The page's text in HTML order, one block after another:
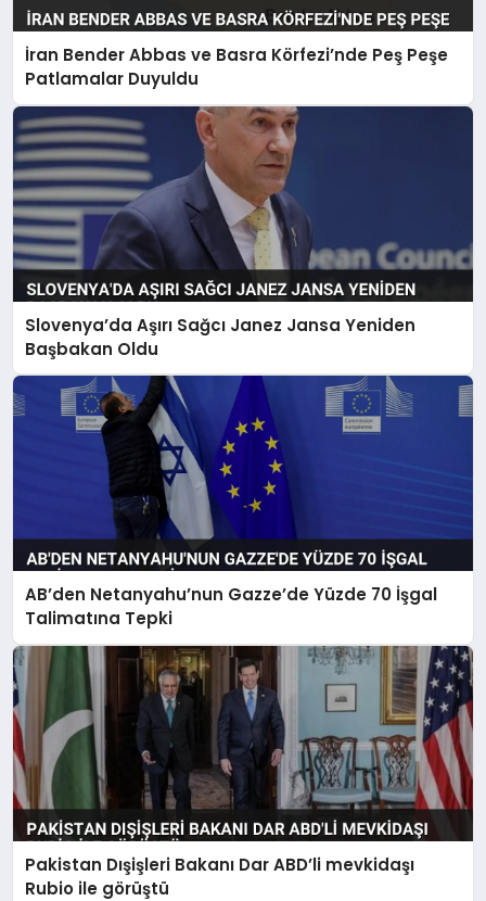
İran Bender Abbas ve Basra Körfezi’nde Peş Peşe
Patlamalar Duyuldu
Slovenya’da Aşırı Sağcı Janez Jansa Yeniden
Başbakan Oldu
AB’den Netanyahu’nun Gazze’de Yüzde 70 İşgal
Talimatına Tepki
Pakistan Dışişleri Bakanı Dar ABD’li mevkidaşı
Rubio ile görüştü